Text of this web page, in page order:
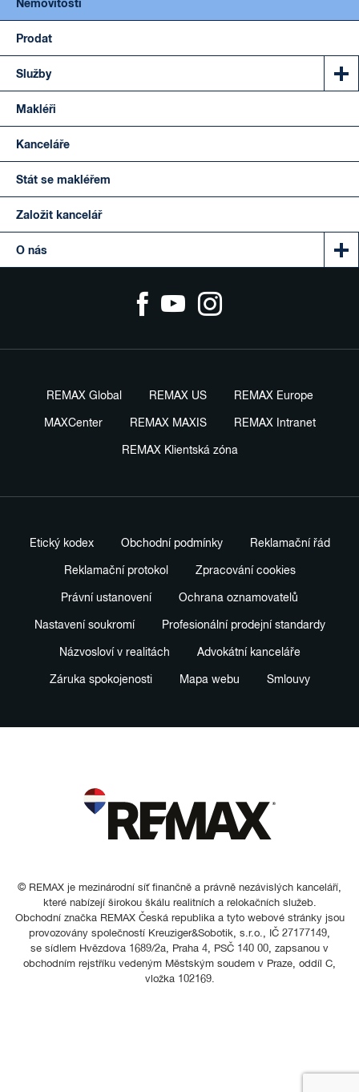
Nemovitosti
Prodat
Služby
Makléři
Kanceláře
Stát se makléřem
Založit kancelář
O nás
REMAX Global REMAX US REMAX Europe
MAXCenter REMAX MAXIS REMAX Intranet
REMAX Klientská zóna
Etický kodex Obchodní podmínky Reklamační řád
Reklamační protokol Zpracování cookies
Právní ustanovení Ochrana oznamovatelů
Nastavení soukromí Profesionální prodejní standardy
Názvosloví v realitách Advokátní kanceláře
Záruka spokojenosti Mapa webu Smlouvy
© REMAX je mezinárodní síť finančně a právně nezávislých kanceláří,
které nabízejí širokou škálu realitních a relokačních služeb.
Obchodní značka REMAX Česká republika a tyto webové stránky jsou
provozovány společností Kreuziger&Sobotik, s.r.o., IČ 27177149,
se sídlem Hvězdova 1689/2a, Praha 4, PSČ 140 00, zapsanou v
obchodním rejstříku vedeným Městským soudem v Praze, oddíl C,
vložka 102169.